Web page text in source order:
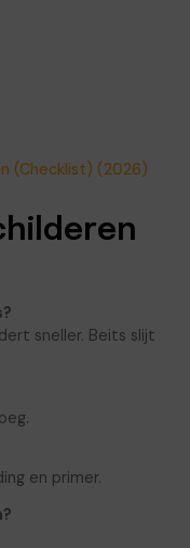
(Checklist) (2026)
sneller. Beits slijt
en primer.